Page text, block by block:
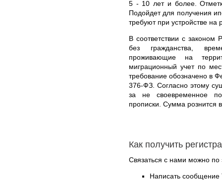
5 - 10 лет и более.
Подойдет для получения
требуют при устройстве на
В соответствии с
без гражданства,
проживающие на
миграционный учет по
требование обозначено в
376-ФЗ. Согласно этому
за не своевременное
прописки. Сумма рознится
Как получить
Связаться с нами можно по
Написать